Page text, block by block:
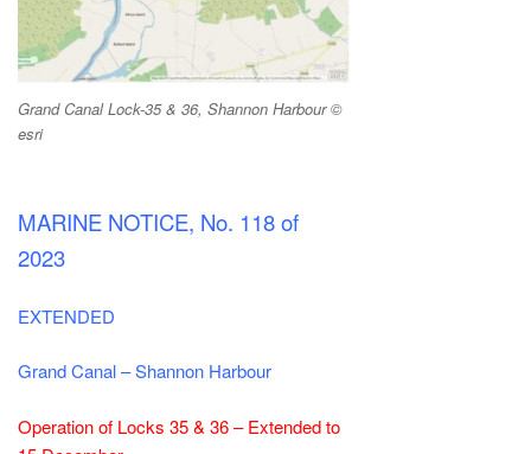
Grand Canal Lock-35 & 36, Shannon Harbour ©
esri
MARINE NOTICE, No. 118 of
2023
EXTENDED
Grand Canal – Shannon Harbour
Operation of Locks 35 & 36 – Extended to